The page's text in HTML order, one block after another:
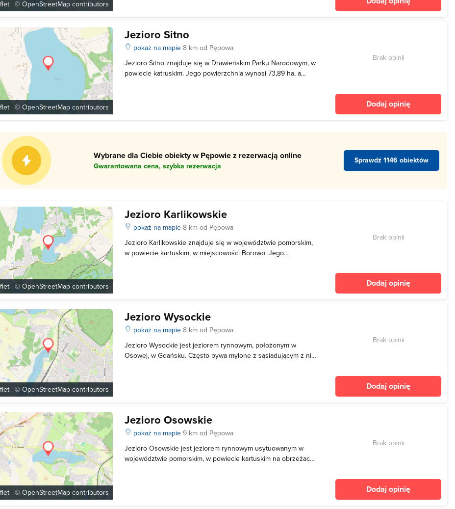
| ©OpenStreetMap contributors
| ©OpenStreetMap contributors
Jezioro Sitno
pokaż na mapie8 km od Pępowa
Jezioro Sitno znajduje się w Drawieńskim Parku Narodowym, w
powiecie katruskim. Jego powierzchnia wynosi 73,89 ha, a
Brak opinii
Dodaj opinię
Wybrane dla Ciebie obiekty w Pępowie z rezerwacją online
Gwarantowana cena, szybka rezerwacja
Sprawdź 1146 obiektów
| ©OpenStreetMap contributors
Jezioro Karlikowskie
pokaż na mapie8 km od Pępowa
Jezioro Karlikowskie znajduje się w województwie pomorskim,
w powiecie kartuskim, w miejscowości Borowo. Jego
Brak opinii
Dodaj opinię
| ©OpenStreetMap contributors
Jezioro Wysockie
pokaż na mapie8 km od Pępowa
Jezioro Wysockie jest jeziorem rynnowym, położonym w
Osowej, w Gdańsku. Często bywa mylone z sąsiadującym z nim
Brak opinii
Dodaj opinię
| ©OpenStreetMap contributors
Jezioro Osowskie
pokaż na mapie9 km od Pępowa
Jezioro Osowskie jest jeziorem rynnowym usytuowanym w
województwie pomorskim, w powiecie kartuskim na obrzeżach
Brak opinii
Dodaj opinię